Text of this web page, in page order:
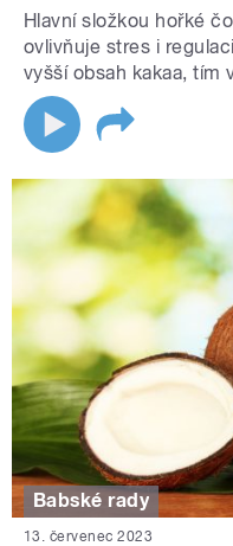
Hlavní složkou hořké
ovlivňuje stres i
vyšší obsah kakaa, tím
Babské rady
13. červenec 2023